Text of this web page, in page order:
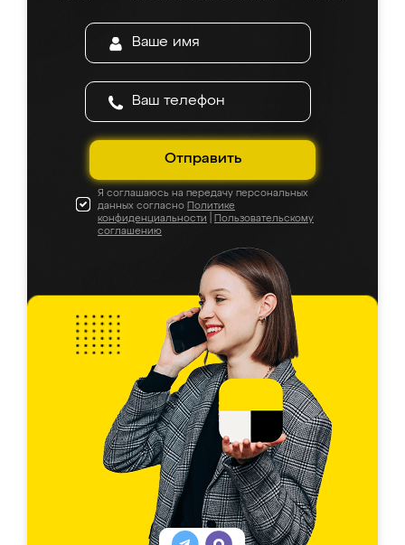
Отправить
Я соглашаюсь на передачу персональных
данных согласно Политике
конфиденциальности
Пользовательскому
соглашению